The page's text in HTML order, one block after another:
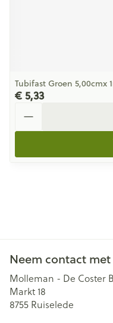
Tubifast Groen 5,00cmx
€ 5,33
Neem contact
Molleman - De Coster
Markt 18
8755 Ruiselede